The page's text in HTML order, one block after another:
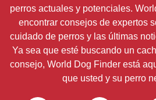
perros actuales y potenciales.
encontrar consejos de expertos
cuidado de perros y las últimas
Ya sea que esté buscando un
consejo, World Dog Finder está
que usted y su perro